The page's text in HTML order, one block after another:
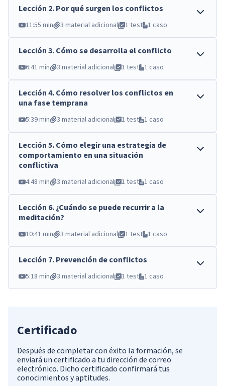
Lección 2.Por qué surgen los conflictos
11:55 min 3 material adicional 1 test 1 caso
Lección3.Cómo se desarrolla el conflicto
6:41 min 3 material adicional 1 test 1 caso
Lección4.Cómo resolver los conflictos en
una fase temprana
5:39 min 3 material adicional 1 test 1 caso
Lección5.Cómo elegir una estrategia de
comportamiento en una situación
conflictiva
4:48 min 3 material adicional 1 test 1 caso
Lección 6.¿Cuándo se puede recurrir a la
meditación?
10:41 min 3 material adicional 1 test 1 caso
Lección 7.Prevención de conflictos
5:18 min 3 material adicional 1 test 1 caso
Certificado
Después de completar con éxito la formación, se
enviará un certificado a tu dirección de correo
electrónico. Dicho certificado confirmará tus
conocimientos y aptitudes.